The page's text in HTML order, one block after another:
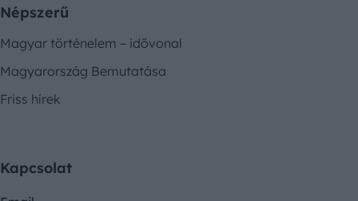
Népszerű
Magyar történelem – idővonal
Magyarország Bemutatása
Friss hírek
Kapcsolat